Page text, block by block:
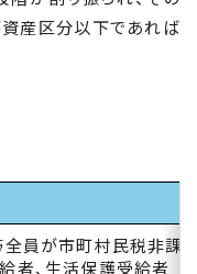
産区分以下であれば
全員が市町村民税非課
者、生活保護受給者